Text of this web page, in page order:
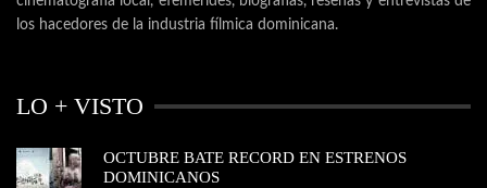
los hacedores de la industria fílmica dominicana.
LO + VISTO
OCTUBRE BATE RECORD EN ESTRENOS
DOMINICANOS